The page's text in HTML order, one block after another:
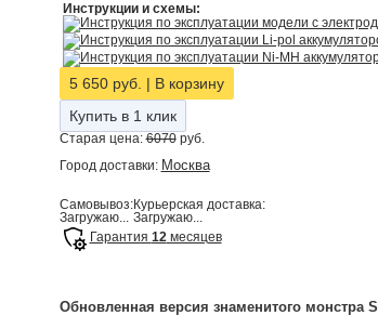
Инструкции и схемы:
Инструкция по эксплуатации модели с
Инструкция по эксплуатации Li-pol
Инструкция по эксплуатации Ni-MH
5 650 руб. | В корзину
Купить в 1 клик
Старая цена:6070руб.
Город доставки: Москва
Самовывоз:
Загружаю...
Курьерская доставка:
Загружаю...
Гарантия 12 месяцев
Обновленная версия знаменитого монстра